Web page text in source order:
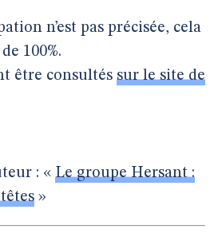
n’est pas précisée, cela
100%.
être consultés sur le site de
: « Le groupe Hersant :
»